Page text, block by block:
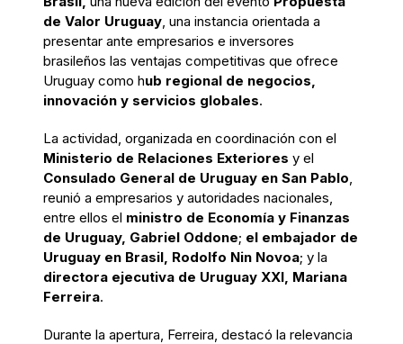
de Valor Uruguay, una instancia orientada a
presentar ante empresarios e inversores
brasileños las ventajas competitivas que ofrece
Uruguay como hub regional de negocios,
innovación y servicios globales.
La actividad, organizada en coordinación con el
Ministerio de Relaciones Exteriores y el
Consulado General de Uruguay en San Pablo,
reunió a empresarios y autoridades nacionales,
entre ellos el ministro de Economía y Finanzas
de Uruguay, Gabriel Oddone; el embajador de
Uruguay en Brasil, Rodolfo Nin Novoa; y la
directora ejecutiva de Uruguay XXI, Mariana
Ferreira.
Durante la apertura, Ferreira, destacó la relevancia